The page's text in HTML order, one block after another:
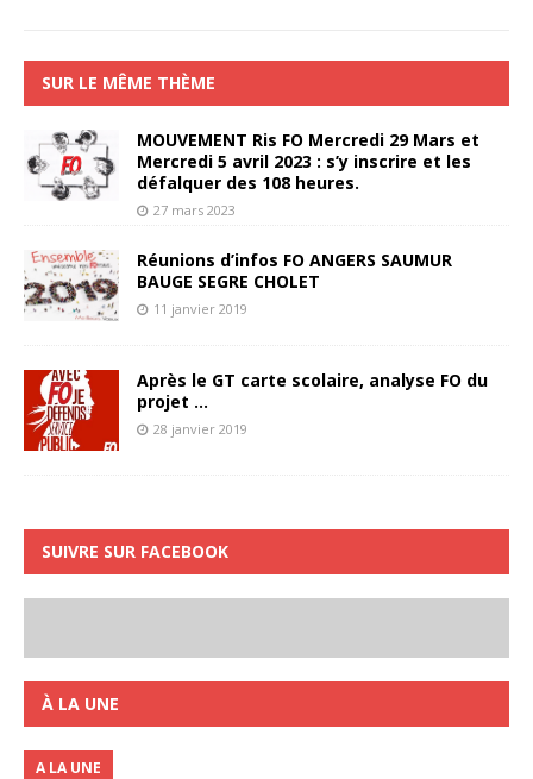
SUR LE MÊME THÈME
MOUVEMENT Ris FO Mercredi 29 Mars et
Mercredi 5 avril 2023 : s’y inscrire et les
défalquer des 108 heures.
27 mars 2023
Réunions d’infos FO ANGERS SAUMUR
BAUGE SEGRE CHOLET
11 janvier 2019
Après le GT carte scolaire, analyse FO du
projet …
28 janvier 2019
SUIVRE SUR FACEBOOK
À LA UNE
A LA UNE